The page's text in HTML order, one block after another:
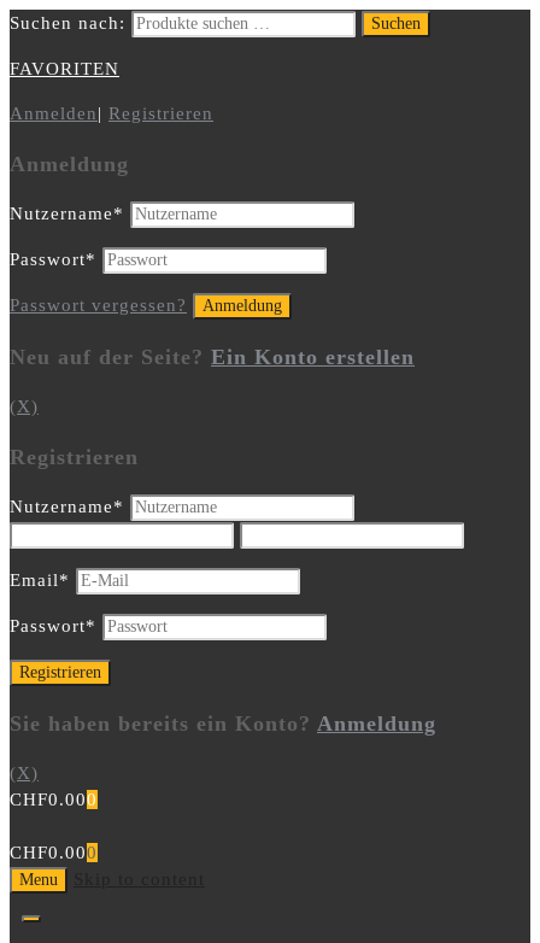
Suchen nach: Suchen
FAVORITEN
Anmelden| Registrieren
Anmeldung
Nutzername*
Passwort*
Passwort vergessen?
Neu auf der Seite? Ein Konto erstellen
(X)
Registrieren
Nutzername*
Email*
Passwort*
Sie haben bereits ein Konto? Anmeldung
(X)
CHF0.000
CHF0.000
Menu